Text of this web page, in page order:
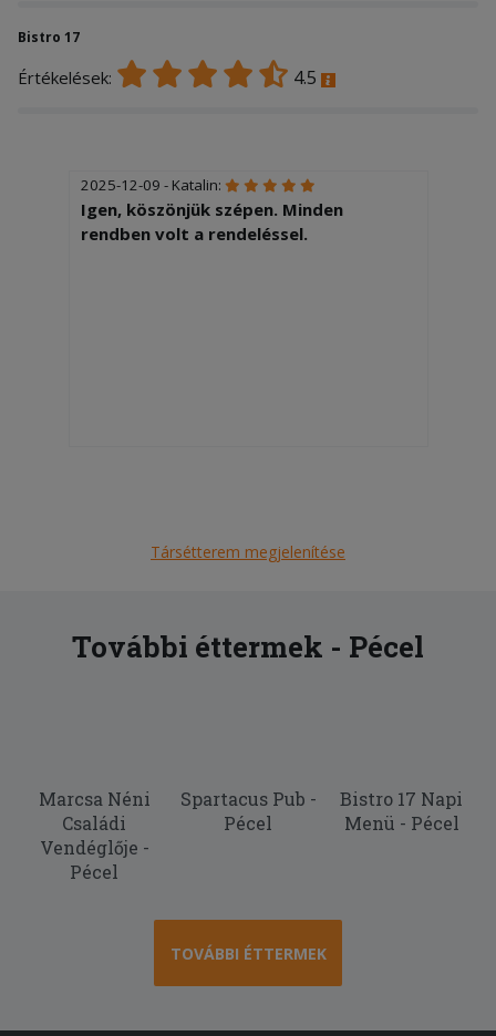
Bistro 17
Értékelések: 4.5
2025-12-09 - Katalin:
Igen, köszönjük szépen. Minden
rendben volt a rendeléssel.
Társétterem megjelenítése
További éttermek - Pécel
Marcsa Néni
Családi
Vendéglője -
Pécel
Spartacus Pub -
Pécel
Bistro 17 Napi
Menü - Pécel
TOVÁBBI ÉTTERMEK